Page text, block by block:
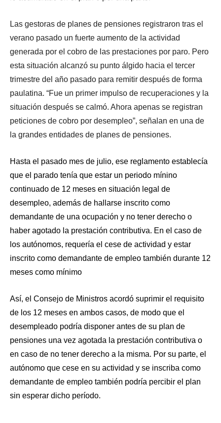
Las gestoras de planes de pensiones registraron tras el
verano pasado un fuerte aumento de la actividad
generada por el cobro de las prestaciones por paro. Pero
esta situación alcanzó su punto álgido hacia el tercer
trimestre del año pasado para remitir después de forma
paulatina. “Fue un primer impulso de recuperaciones y la
situación después se calmó. Ahora apenas se registran
peticiones de cobro por desempleo”, señalan en una de
la grandes entidades de planes de pensiones.
Hasta el pasado mes de julio, ese reglamento establecía
que el parado tenía que estar un periodo mínino
continuado de 12 meses en situación legal de
desempleo, además de hallarse inscrito como
demandante de una ocupación y no tener derecho o
haber agotado la prestación contributiva. En el caso de
los autónomos, requería el cese de actividad y estar
inscrito como demandante de empleo también durante 12
meses como mínimo
Así, el Consejo de Ministros acordó suprimir el requisito
de los 12 meses en ambos casos, de modo que el
desempleado podría disponer antes de su plan de
pensiones una vez agotada la prestación contributiva o
en caso de no tener derecho a la misma. Por su parte, el
autónomo que cese en su actividad y se inscriba como
demandante de empleo también podría percibir el plan
sin esperar dicho período.